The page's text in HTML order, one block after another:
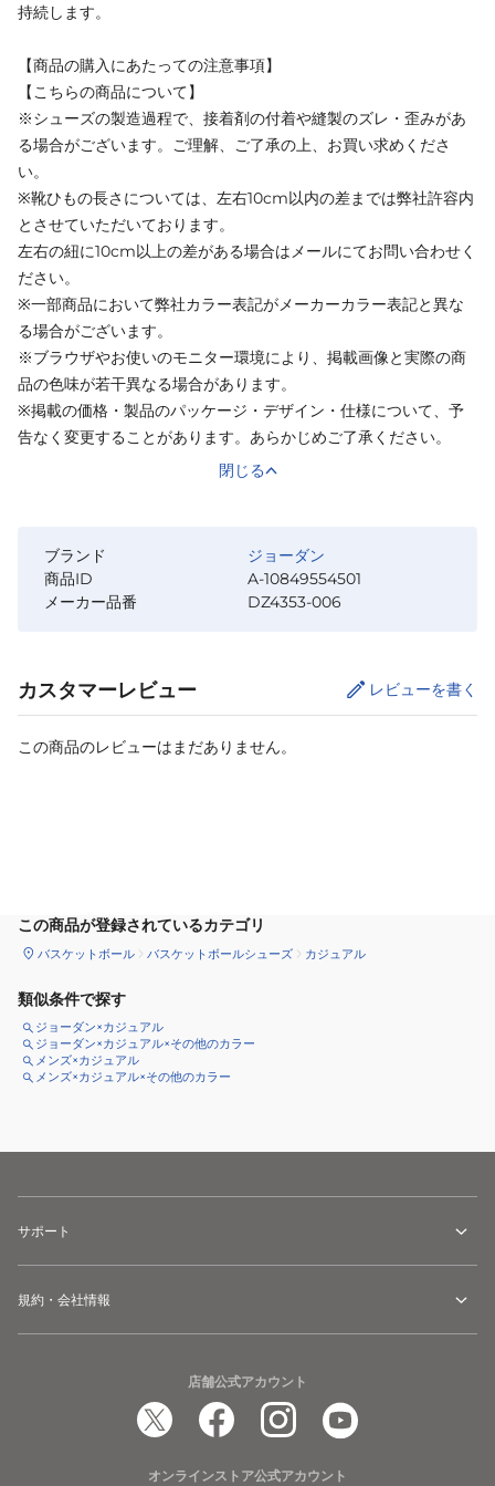
持続します。
【商品の購入にあたっての注意事項】
【こちらの商品について】
※シューズの製造過程で、接着剤の付着や縫製のズレ・歪みがあ
る場合がございます。ご理解、ご了承の上、お買い求めくださ
い。
※靴ひもの長さについては、左右10cm以内の差までは弊社許容内
とさせていただいております。
左右の紐に10cm以上の差がある場合はメールにてお問い合わせく
ださい。
※一部商品において弊社カラー表記がメーカーカラー表記と異な
る場合がございます。
※ブラウザやお使いのモニター環境により、掲載画像と実際の商
品の色味が若干異なる場合があります。
※掲載の価格・製品のパッケージ・デザイン・仕様について、予
告なく変更することがあります。あらかじめご了承ください。
閉じる
ブランド
ジョーダン
商品ID
A-10849554501
メーカー品番
DZ4353-006
カスタマーレビュー レビューを書く
この商品のレビューはまだありません。
この商品が登録されているカテゴリ
バスケットボール バスケットボールシューズ カジュアル
類似条件で探す
ジョーダン×カジュアル
ジョーダン×カジュアル×その他のカラー
メンズ×カジュアル
メンズ×カジュアル×その他のカラー
サポート
規約・会社情報
店舗公式アカウント
オンラインストア公式アカウント